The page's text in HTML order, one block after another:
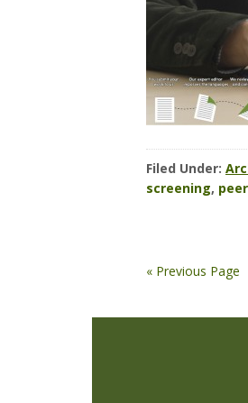
Filed Under:
screening,
« Previous Page